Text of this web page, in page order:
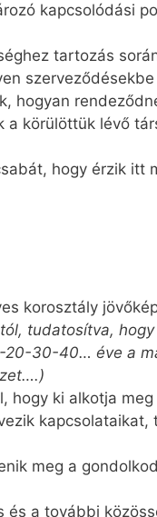
kapcsolódási
tartozás
hogyan
a körülöttük lévő
hogy érzik itt
korosztály
tudatosítva,
20-30-40… éve a
hogy ki alkotja
meg a
és a további